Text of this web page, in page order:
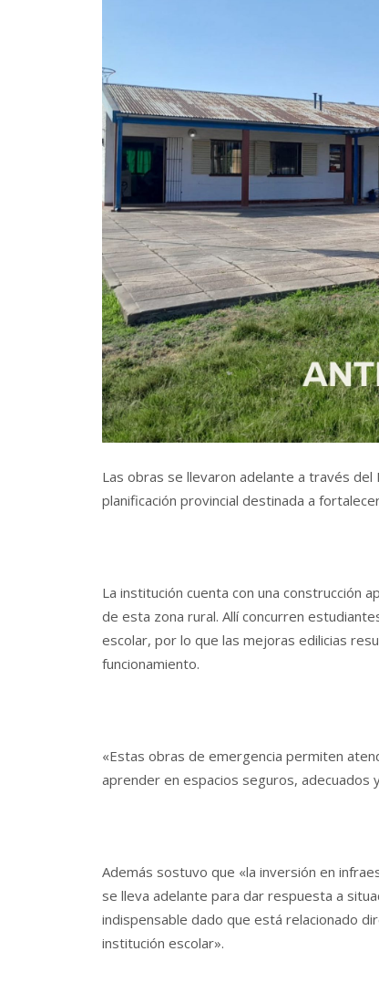
Las obras se llevaron adelante a través
planificación provincial destinada a
La institución cuenta con una construcción
de esta zona rural. Allí concurren
escolar, por lo que las mejoras edilicias
funcionamiento.
«Estas obras de emergencia permiten
aprender en espacios seguros, adecuados
Además sostuvo que «la inversión en
se lleva adelante para dar respuesta a
indispensable dado que está relacionado
institución escolar».